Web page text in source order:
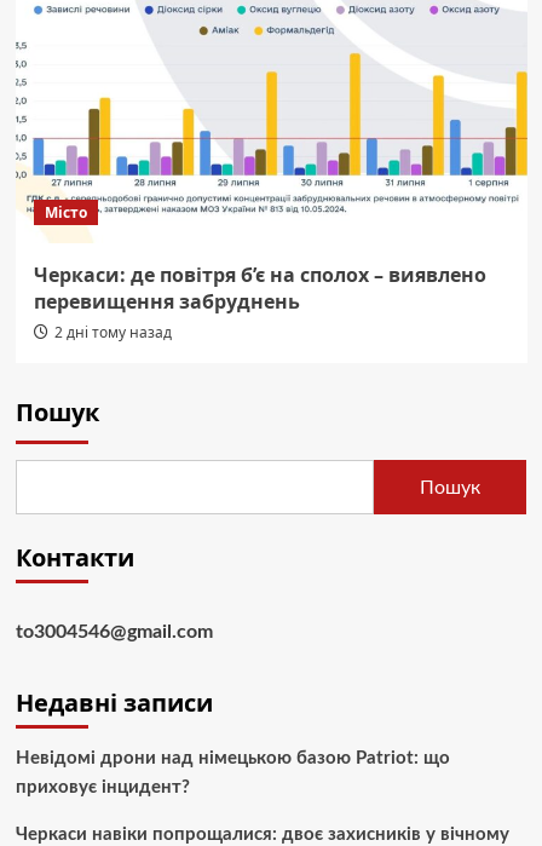
Місто
Черкаси: де повітря б’є на сполох – виявлено
перевищення забруднень
2 дні тому назад
Пошук
Пошук
Контакти
to3004546@gmail.com
Недавні записи
Невідомі дрони над німецькою базою Patriot: що
приховує інцидент?
Черкаси навіки попрощалися: двоє захисників у вічному